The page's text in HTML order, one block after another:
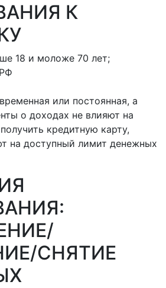
К
18 и моложе 70 лет;
или постоянная, а
о доходах не влияют на
кредитную карту,
на доступный лимит денежных
СНЯТИЕ